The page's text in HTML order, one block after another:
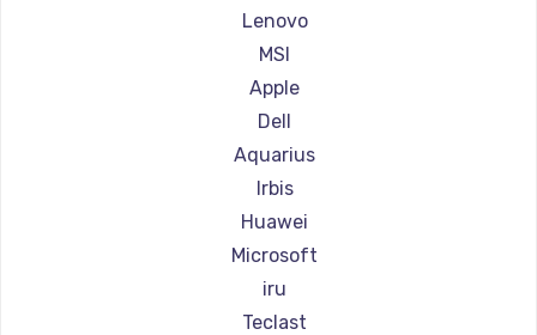
Заказать
Заказать
Заказать
Lenovo
MSI
Apple
Dell
Aquarius
Irbis
Huawei
Microsoft
iru
Teclast